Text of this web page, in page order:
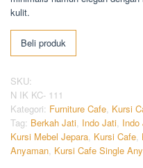
kulit.
Beli produk
SKU:
N IK KC- 111
Kategori: Furniture Cafe Kursi
Tag: Berkah Jati Indo Jati Indo
Kursi Mebel Jepara Kursi Cafe
Anyaman Kursi Cafe Single